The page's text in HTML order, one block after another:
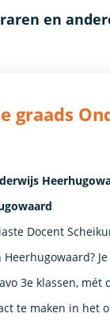
en
graads
Docent
3e klassen,
te maken in het